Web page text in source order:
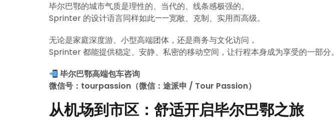
毕尔巴鄂的城市气质是理性的、当代的、线条感极强的。
Sprinter 的设计语言同样如此——宽敞、克制、实用而高级。
无论是家庭深度游、小型高端团体，还是商务与文化访问，
Sprinter 都能提供稳定、安静、私密的移动空间，让行程本身成为享受的一部分。
毕尔巴鄂高端包车咨询
微信号：tourpassion（微信：途派申 / Tour Passion）
从机场到市区：舒适开启毕尔巴鄂之旅